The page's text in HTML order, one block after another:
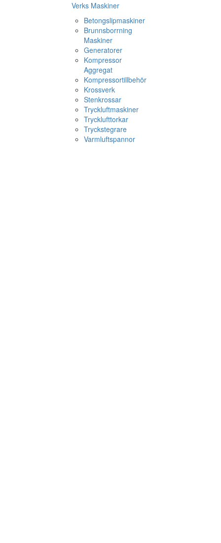
Verks Maskiner
Betongslipmaskiner
Brunnsborrning
Maskiner
Generatorer
Kompressor
Aggregat
Kompressortillbehör
Krossverk
Stenkrossar
Tryckluftmaskiner
Trycklufttorkar
Tryckstegrare
Varmluftspannor